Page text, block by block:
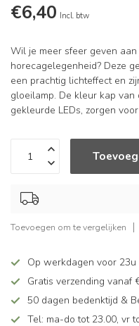
€6,40 Incl. btw
Wil je meer sfeer geven
horecagelegenheid? Deze
een prachtig lichteffect en
gloeilamp. De kleur kap van
gekleurde LEDs, zorgen
Toevoegen om te vergelijken
Op werkdagen voor
Gratis verzending vanaf
50 dagen bedenktijd &
Tel: ma-do tot 23.00, vr